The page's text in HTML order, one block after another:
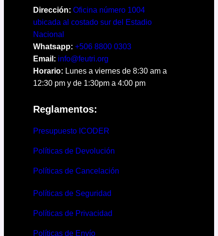
Dirección: Oficina número 1004
ubicada al costado sur del Estadio
Nacional
Whatsapp: +506 8800 0303
Email: info@feutri.org
Horario: Lunes a viernes de 8:30 am a
12:30 pm y de 1:30pm a 4:00 pm
Reglamentos:
Presupuesto ICODER
Políticas de Devolución
Políticas de Cancelación
Políticas de Seguridad
Políticas de Privacidad
Políticas de Envío